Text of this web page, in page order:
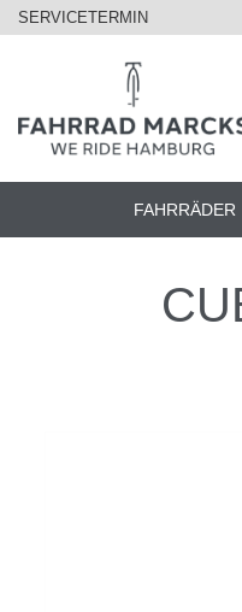
SERVICETERMIN
FAHRRÄDER